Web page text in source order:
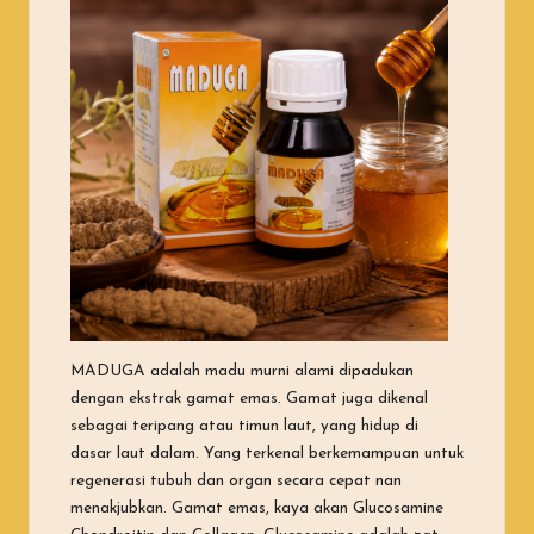
MADUGA adalah madu murni alami dipadukan
dengan ekstrak gamat emas. Gamat juga dikenal
sebagai teripang atau timun laut, yang hidup di
dasar laut dalam. Yang terkenal berkemampuan untuk
regenerasi tubuh dan organ secara cepat nan
menakjubkan. Gamat emas, kaya akan Glucosamine